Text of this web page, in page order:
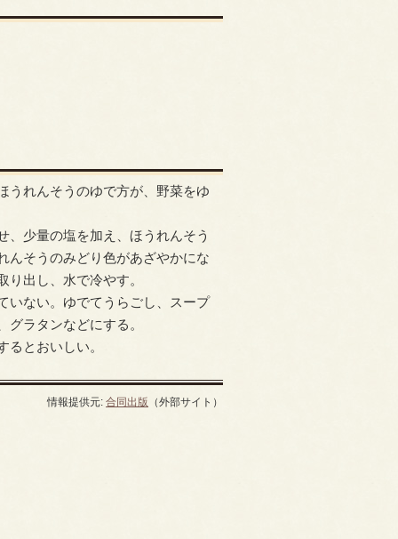
うれんそうのゆで方が、野菜をゆ
、少量の塩を加え、ほうれんそう
んそうのみどり色があざやかにな
出し、水で冷やす。
いない。ゆでてうらごし、スープ
ラタンなどにする。
とおいしい。
情報提供元: 合同出版 （外部サイト）